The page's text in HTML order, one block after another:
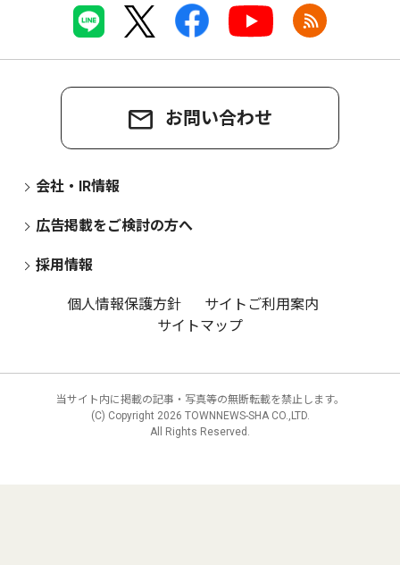
お問い合わせ
会社・IR情報
広告掲載をご検討の方へ
採用情報
個人情報保護方針
サイトご利用案内
サイトマップ
当サイト内に掲載の記事・写真等の無断転載を禁止します。
(C) Copyright 2026 TOWNNEWS-SHA CO.,LTD.
All Rights Reserved.